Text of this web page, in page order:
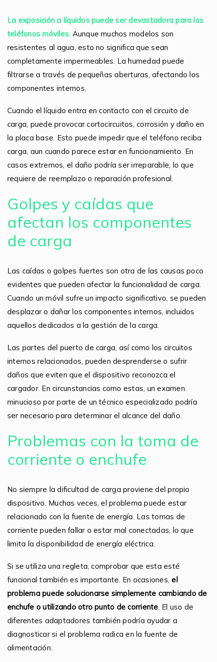
La exposición a líquidos puede ser devastadora para los
teléfonos móviles. Aunque muchos modelos son
resistentes al agua, esto no significa que sean
completamente impermeables. La humedad puede
filtrarse a través de pequeñas aberturas, afectando los
componentes internos.
Cuando el líquido entra en contacto con el circuito de
carga, puede provocar cortocircuitos, corrosión y daño en
la placa base. Esto puede impedir que el teléfono reciba
carga, aun cuando parece estar en funcionamiento. En
casos extremos, el daño podría ser irreparable, lo que
requiere de reemplazo o reparación profesional.
Golpes y caídas que
afectan los componentes
de carga
Las caídas o golpes fuertes son otra de las causas poco
evidentes que pueden afectar la funcionalidad de carga.
Cuando un móvil sufre un impacto significativo, se pueden
desplazar o dañar los componentes internos, incluidos
aquellos dedicados a la gestión de la carga.
Las partes del puerto de carga, así como los circuitos
internos relacionados, pueden desprenderse o sufrir
daños que eviten que el dispositivo reconozca el
cargador. En circunstancias como estas, un examen
minucioso por parte de un técnico especializado podría
ser necesario para determinar el alcance del daño.
Problemas con la toma de
corriente o enchufe
No siempre la dificultad de carga proviene del propio
dispositivo. Muchas veces, el problema puede estar
relacionado con la fuente de energía. Las tomas de
corriente pueden fallar o estar mal conectadas, lo que
limita la disponibilidad de energía eléctrica.
Si se utiliza una regleta, comprobar que esta esté
funcional también es importante. En ocasiones,el
problema puede solucionarse simplemente cambiando de
enchufe o utilizando otro punto de corriente. El uso de
diferentes adaptadores también podría ayudar a
diagnosticar si el problema radica en la fuente de
alimentación.